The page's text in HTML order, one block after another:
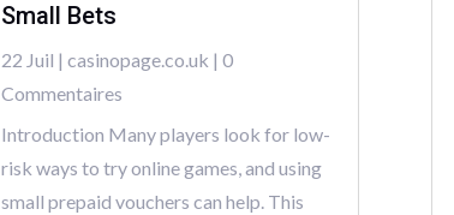
Small Bets
22 Juil | casinopage.co.uk | 0
Commentaires
Introduction Many players look for low-
risk ways to try online games, and using
small prepaid vouchers can help. This